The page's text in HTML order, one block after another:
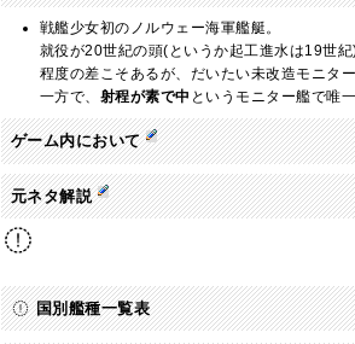
戦艦少女初のノルウェー海軍艦艇。
就役が20世紀の頭(というか起工進水は19世
程度の差こそあるが、だいたい未改造モニタ
一方で、 射程が素で中 というモニター艦で唯
ゲーム内において
元ネタ解説
国別艦種一覧表